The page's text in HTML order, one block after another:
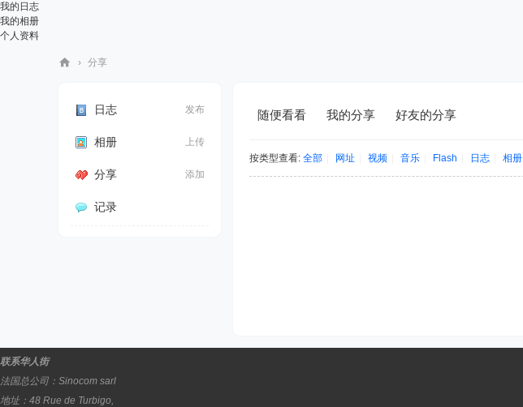
我的日志
我的相册
个人资料
› 分享
发布
日志
上传
相册
添加
分享
记录
随便看看 我的分享 好友的分享
按类型查看: 全部 网址 视频 音乐 Flash 日志 相册
联系华人街
法国总公司： Sinocom sarl
地址： 48 Rue de Turbigo,